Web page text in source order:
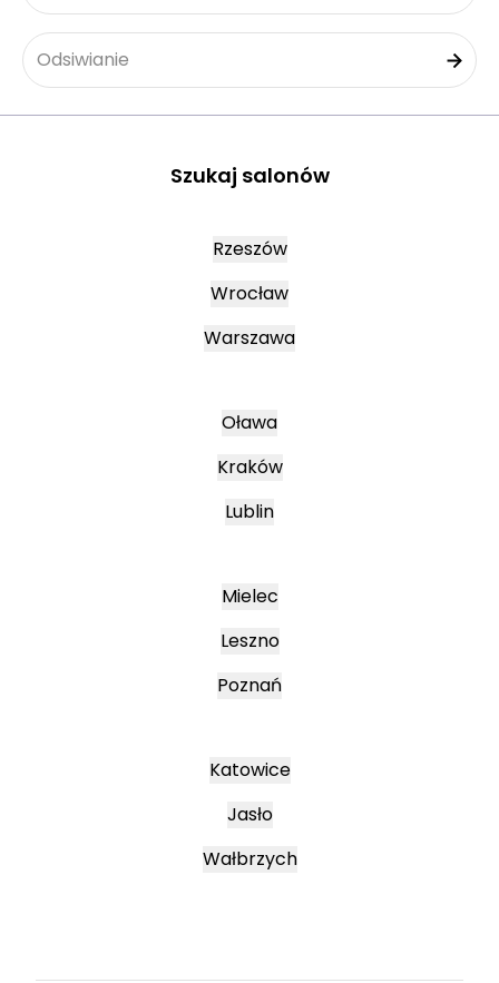
Odsiwianie
Szukaj salonów
Rzeszów
Wrocław
Warszawa
Oława
Kraków
Lublin
Mielec
Leszno
Poznań
Katowice
Jasło
Wałbrzych